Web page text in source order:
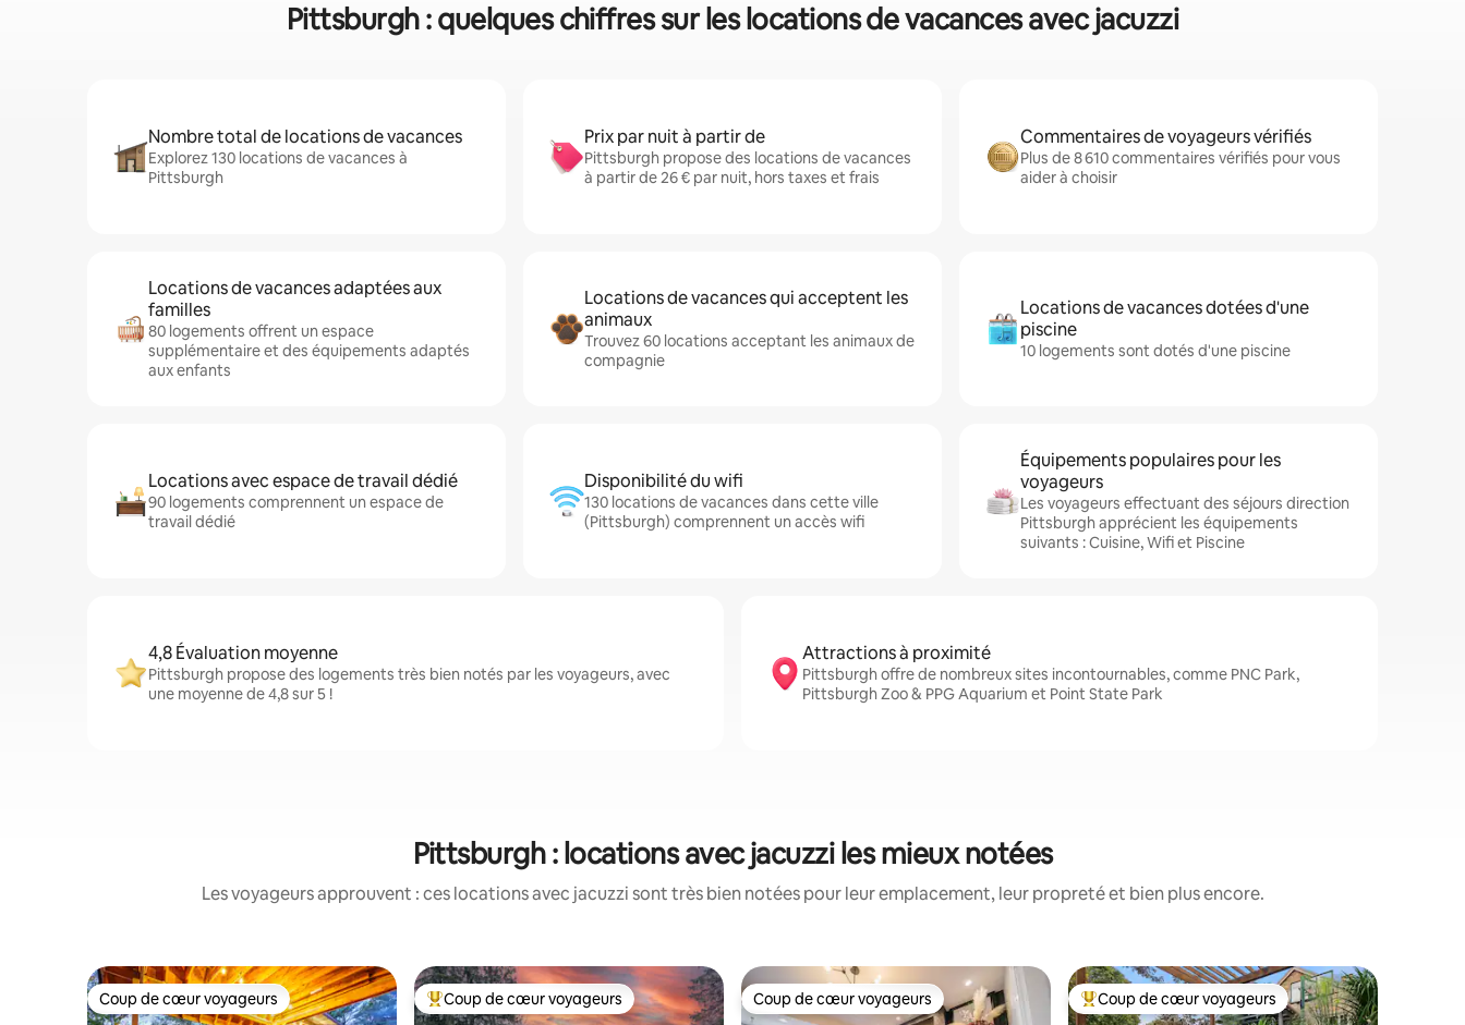
Pittsburgh : quelques chiffres sur les locations de vacances avec jacuzzi
Nombre total de locations de vacances
Explorez 130 locations de vacances à
Pittsburgh
Prix par nuit à partir de
Pittsburgh propose des locations de vacances
à partir de 26 € par nuit, hors taxes et frais
Commentaires de voyageurs vérifiés
Plus de 8 610 commentaires vérifiés pour vous
aider à choisir
Locations de vacances adaptées aux
familles
80 logements offrent un espace
supplémentaire et des équipements adaptés
aux enfants
Locations de vacances qui acceptent les
animaux
Trouvez 60 locations acceptant les animaux de
compagnie
Locations de vacances dotées d'une
piscine
10 logements sont dotés d'une piscine
Locations avec espace de travail dédié
90 logements comprennent un espace de
travail dédié
Disponibilité du wifi
130 locations de vacances dans cette ville
(Pittsburgh) comprennent un accès wifi
Équipements populaires pour les
voyageurs
Les voyageurs effectuant des séjours direction
Pittsburgh apprécient les équipements
suivants : Cuisine, Wifi et Piscine
4,8 Évaluation moyenne
Pittsburgh propose des logements très bien notés par les voyageurs, avec
une moyenne de 4,8 sur 5 !
Attractions à proximité
Pittsburgh offre de nombreux sites incontournables, comme PNC Park,
Pittsburgh Zoo & PPG Aquarium et Point State Park
Pittsburgh : locations avec jacuzzi les mieux notées
Les voyageurs approuvent : ces locations avec jacuzzi sont très bien notées pour leur emplacement, leur propreté et bien plus encore.
Coup de cœur voyageurs
Coup de cœur voyageurs Coups de cœur voyageurs les plus appréciés
Coup de cœur voyageurs Coup de cœur voyageurs
Coup de cœur voyageurs Coups de cœur voyageurs les plus appréciés
Coup de cœur voyageurs